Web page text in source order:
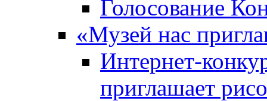
Голосование
«Музей нас
Интернет-
приглашает